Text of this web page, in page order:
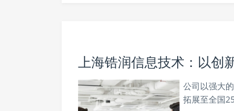
上海锆润信息技术：以创
公司以强大
拓展至全国